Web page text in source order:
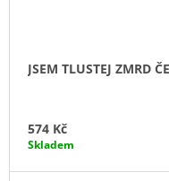
JSEM TLUSTEJ ZMRD
574 Kč
Skladem